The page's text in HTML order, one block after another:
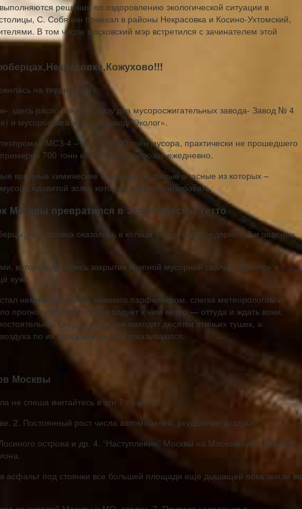
решения по оздоровлению экологической ситуации в
С. Собянин приехал в районы Некрасовка и Косино-Ухтомский,
В том числе московский мэр встретился с зачинателем этой
на территории г.
здесь расположены сразу два мусоросжигательных завода- Завод № 4
и мусоросжигательный завод “Эколог».
МСЗ-4 – это 250 000 тонн мусора, практически не прошедшего
700 тонн или 100 мусоровозов ежедневно.
вредные химические соединения, самые опасные из которых –
ядовитой золы, которую надо утилизировать.
Москвы превратился в экологическое гетто
Некрасовка оказались в кольце зловонных предприятий и опасных
которые добились закрытия крупной мусорной свалки «Кучино» в
хуже.
немного сомелье, немного парфюмером, слегка метеорологом и
прогнозу погоды: откуда подует к ним ветер — оттуда и ждать вони,
Каждый день они находят десятки птичьих тушек, а
по их просьбам делать отказываются.
Москвы
не спеша вчитайтесь в эти 7 пунктов: 1.
2. Постоянный рост числа автомобилей, ухудшение воздуха.
острова и др. 4. “Наступление” Москвы на Московскую область с
в асфальт под стоянки все большей площади еще дышащей пока земли во